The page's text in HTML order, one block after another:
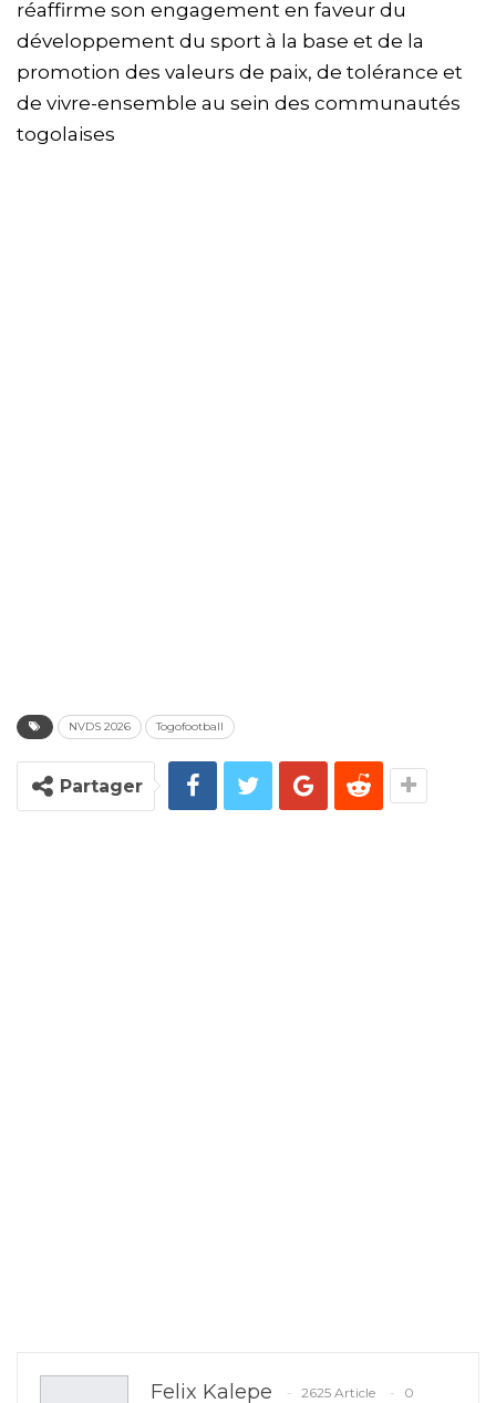
réaffirme son engagement en faveur du
développement du sport à la base et de la
promotion des valeurs de paix, de tolérance et
de vivre-ensemble au sein des communautés
togolaises
NVDS 2026 Togofootball
Partager
Felix Kalepe 2625 Article 0